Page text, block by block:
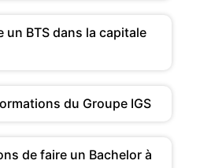
un BTS dans la capitale
du Groupe IGS
de faire un Bachelor à